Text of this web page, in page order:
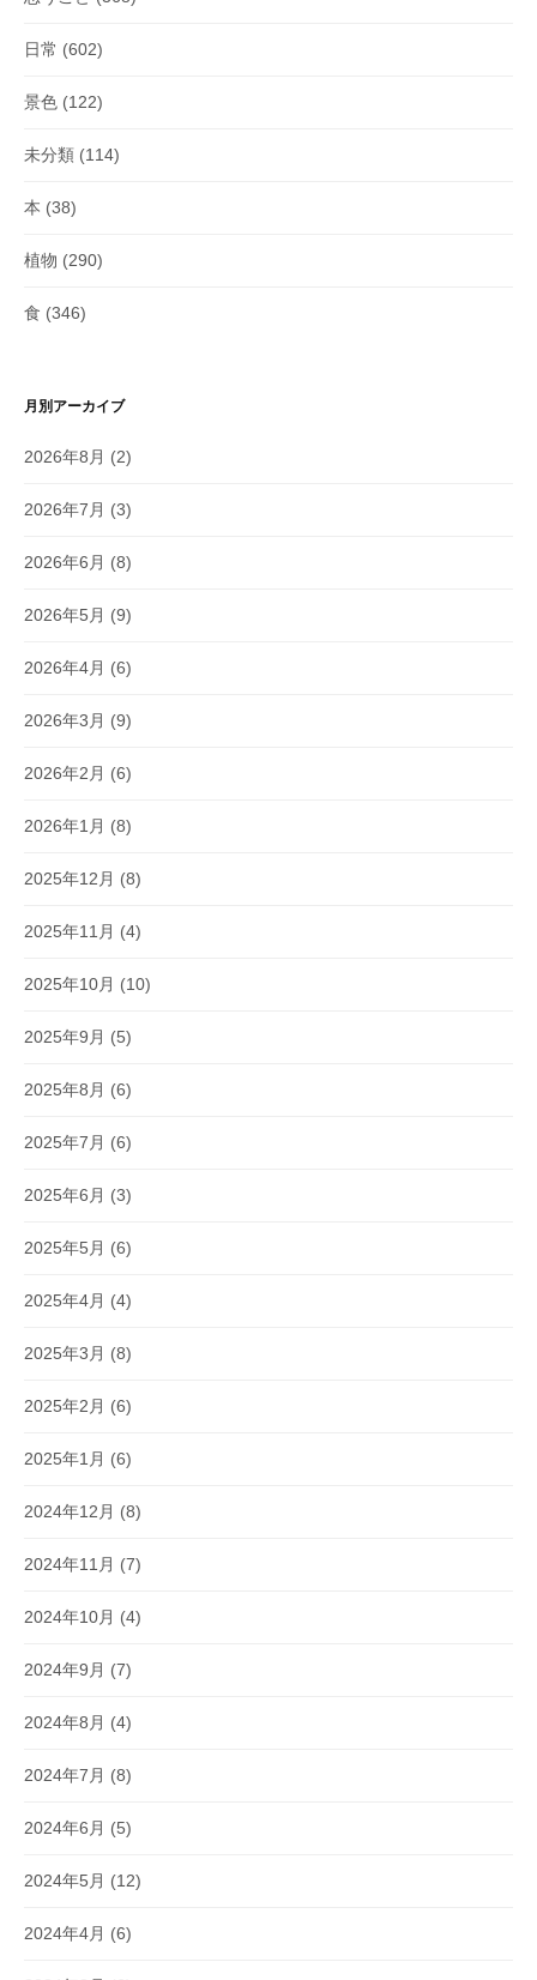
日常 (602)
景色 (122)
未分類 (114)
本 (38)
植物 (290)
食 (346)
月別アーカイブ
2026年8月 (2)
2026年7月 (3)
2026年6月 (8)
2026年5月 (9)
2026年4月 (6)
2026年3月 (9)
2026年2月 (6)
2026年1月 (8)
2025年12月 (8)
2025年11月 (4)
2025年10月 (10)
2025年9月 (5)
2025年8月 (6)
2025年7月 (6)
2025年6月 (3)
2025年5月 (6)
2025年4月 (4)
2025年3月 (8)
2025年2月 (6)
2025年1月 (6)
2024年12月 (8)
2024年11月 (7)
2024年10月 (4)
2024年9月 (7)
2024年8月 (4)
2024年7月 (8)
2024年6月 (5)
2024年5月 (12)
2024年4月 (6)